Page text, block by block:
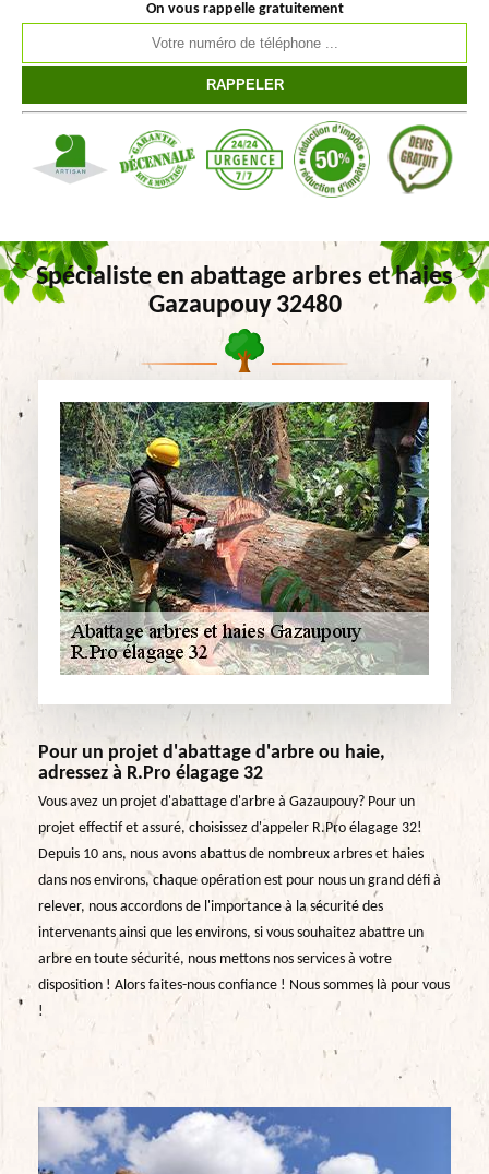
On vous rappelle gratuitement
Spécialiste en abattage arbres et haies
Gazaupouy 32480
Pour un projet d'abattage d'arbre ou haie,
adressez à R.Pro élagage 32
Vous avez un projet d'abattage d'arbre à Gazaupouy? Pour un
projet effectif et assuré, choisissez d'appeler R.Pro élagage 32!
Depuis 10 ans, nous avons abattus de nombreux arbres et haies
dans nos environs, chaque opération est pour nous un grand défi à
relever, nous accordons de l'importance à la sécurité des
intervenants ainsi que les environs, si vous souhaitez abattre un
arbre en toute sécurité, nous mettons nos services à votre
disposition ! Alors faites-nous confiance ! Nous sommes là pour vous
!